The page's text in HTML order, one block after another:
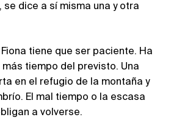
se dice a sí misma una y otra
tiene que ser paciente. Ha
tiempo del previsto. Una
en el refugio de la montaña y
El mal tiempo o la escasa
a volverse.